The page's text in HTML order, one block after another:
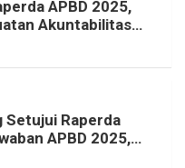
APBD 2025,
Akuntabilitas
Lampung
Setujui Raperda
APBD 2025,